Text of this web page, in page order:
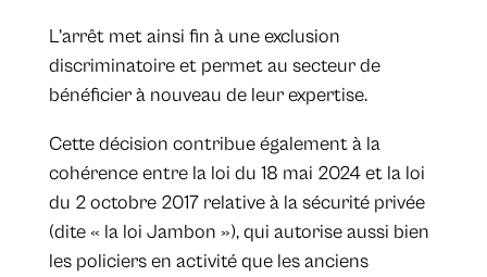
L’arrêt met ainsi fin à une exclusion
discriminatoire et permet au secteur de
bénéficier à nouveau de leur expertise.
Cette décision contribue également à la
cohérence entre la loi du 18 mai 2024 et la loi
du 2 octobre 2017 relative à la sécurité privée
(dite « la loi Jambon »), qui autorise aussi bien
les policiers en activité que les anciens